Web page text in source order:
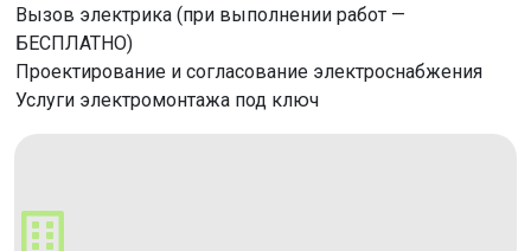
Вызов электрика (при выполнении работ —
БЕСПЛАТНО)
Проектирование и согласование электроснабжения
Услуги электромонтажа под ключ